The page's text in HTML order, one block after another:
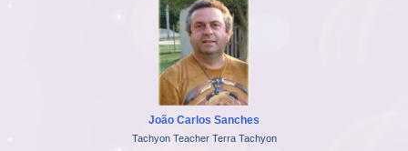
João Carlos Sanches
Tachyon Teacher Terra Tachyon